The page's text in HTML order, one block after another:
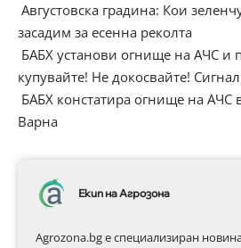
Августовска градина: Кои
засадим за есенна реколта
БАБХ установи огнище на АЧС и
купувайте! Не докосвайте!
БАБХ констатира огнище на АЧС
Варна
Екип на Агрозона
Agrozona.bg e специализиран